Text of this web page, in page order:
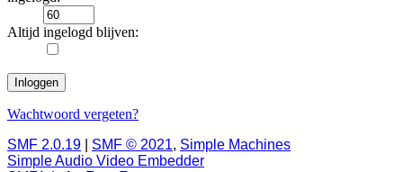
Altijd ingelogd blijven:
Wachtwoord vergeten?
SMF 2.0.19
SMF © 2021, Simple Machines
Simple Audio Video Embedder